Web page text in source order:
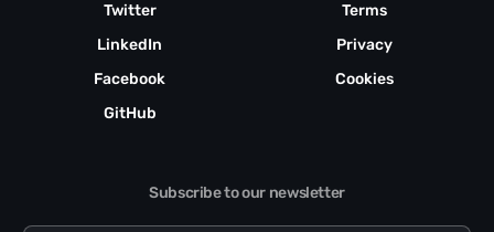
Twitter
LinkedIn
Facebook
GitHub
Terms
Privacy
Cookies
Subscribe to our newsletter